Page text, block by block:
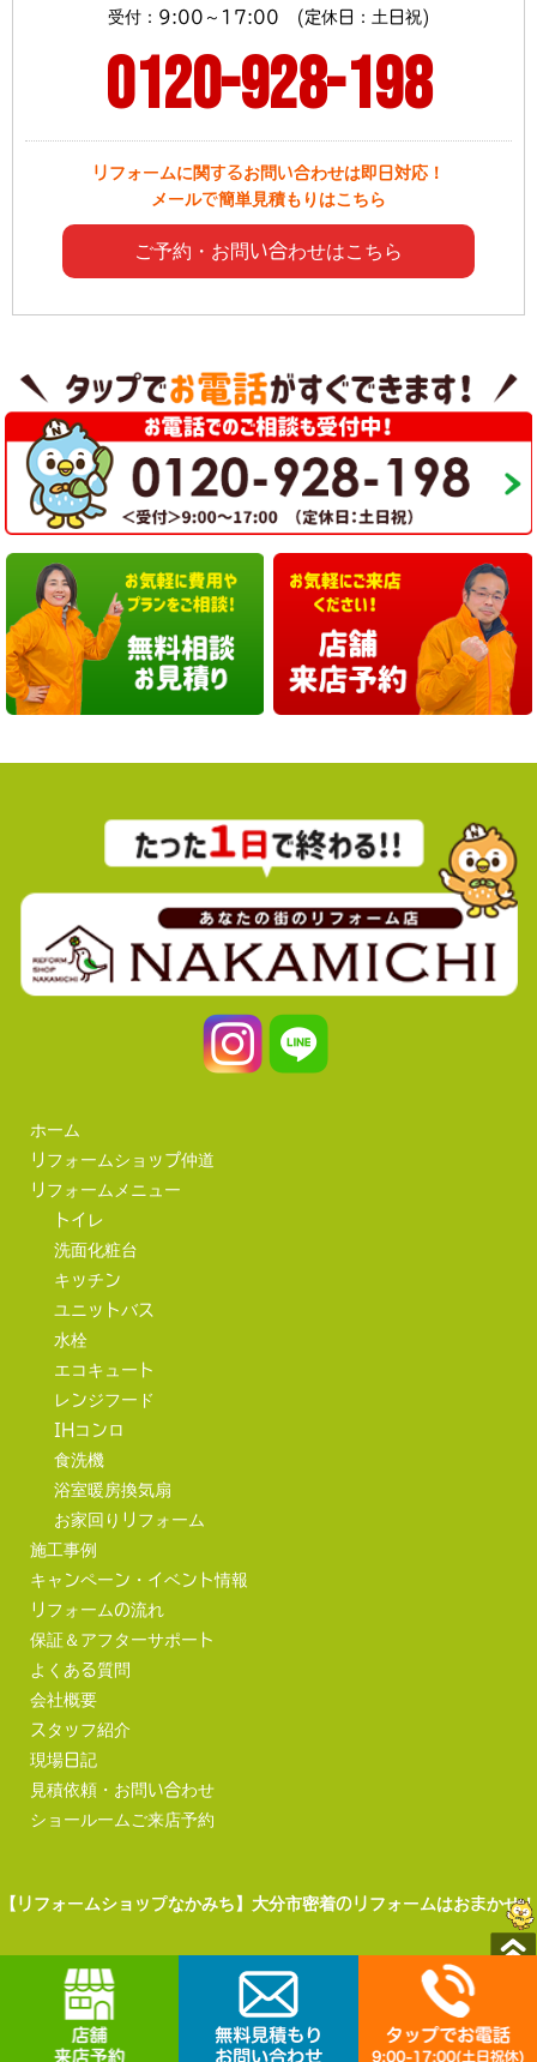
受付：9:00～17:00 (定休日：土日祝)
0120-928-198
リフォームに関するお問い合わせは即日対応！
メールで簡単見積もりはこちら
ご予約・お問い合わせはこちら
ホーム
リフォームショップ仲道
リフォームメニュー
トイレ
洗面化粧台
キッチン
ユニットバス
水栓
エコキュート
レンジフード
IHコンロ
食洗機
浴室暖房換気扇
お家回りリフォーム
施工事例
キャンペーン・イベント情報
リフォームの流れ
保証＆アフターサポート
よくある質問
会社概要
スタッフ紹介
現場日記
見積依頼・お問い合わせ
ショールームご来店予約
【リフォームショップなかみち】大分市密着のリフォームはおまかせ！